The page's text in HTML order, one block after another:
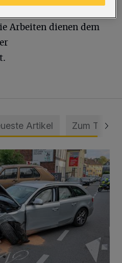
Arbeiten dienen dem
Artikel Zum Thema